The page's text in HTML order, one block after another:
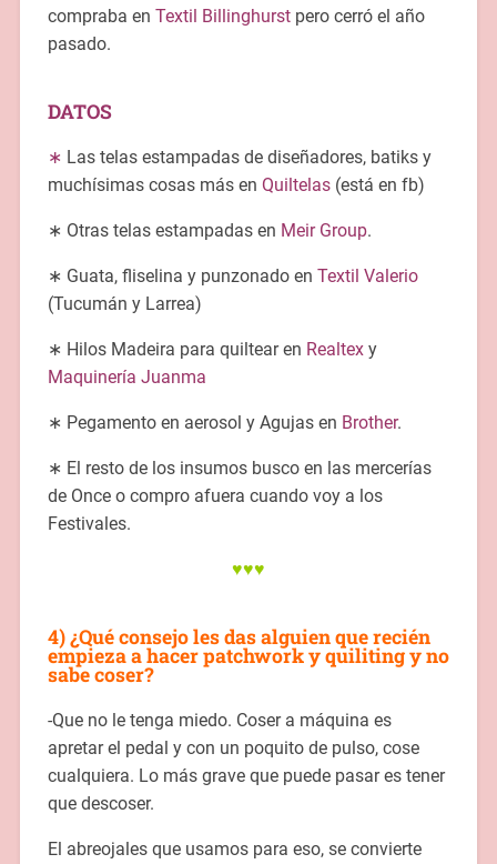
compraba en Textil Billinghurstpero cerró el año
pasado.
DATOS
∗ Las telas estampadas de diseñadores, batiks y
muchísimas cosas más en Quiltelas(está en fb)
∗ Otras telas estampadas en Meir Group.
∗ Guata, fliselina y punzonado en Textil Valerio
(Tucumán y Larrea)
∗ Hilos Madeira para quiltear en Realtexy
Maquinería Juanma
∗ Pegamento en aerosol y Agujas en Brother.
∗ El resto de los insumos busco en las mercerías
de Once o compro afuera cuando voy a los
Festivales.
♥♥♥
4) ¿Qué consejo les das alguien que recién
empieza a hacer patchwork y quiliting y no
sabe coser?
-Que no le tenga miedo. Coser a máquina es
apretar el pedal y con un poquito de pulso, cose
cualquiera. Lo más grave que puede pasar es tener
que descoser.
El abreojales que usamos para eso, se convierte